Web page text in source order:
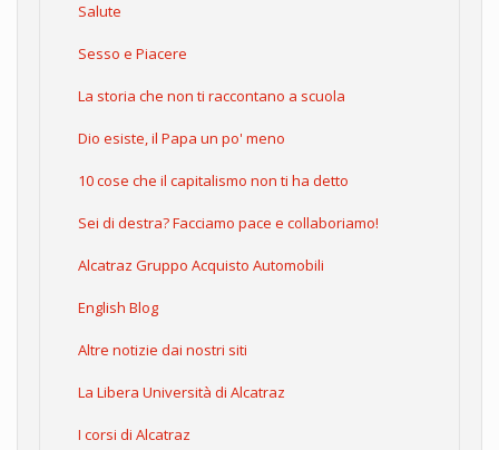
Salute
Sesso e Piacere
La storia che non ti raccontano a scuola
Dio esiste, il Papa un po' meno
10 cose che il capitalismo non ti ha detto
Sei di destra? Facciamo pace e collaboriamo!
Alcatraz Gruppo Acquisto Automobili
English Blog
Altre notizie dai nostri siti
La Libera Università di Alcatraz
I corsi di Alcatraz